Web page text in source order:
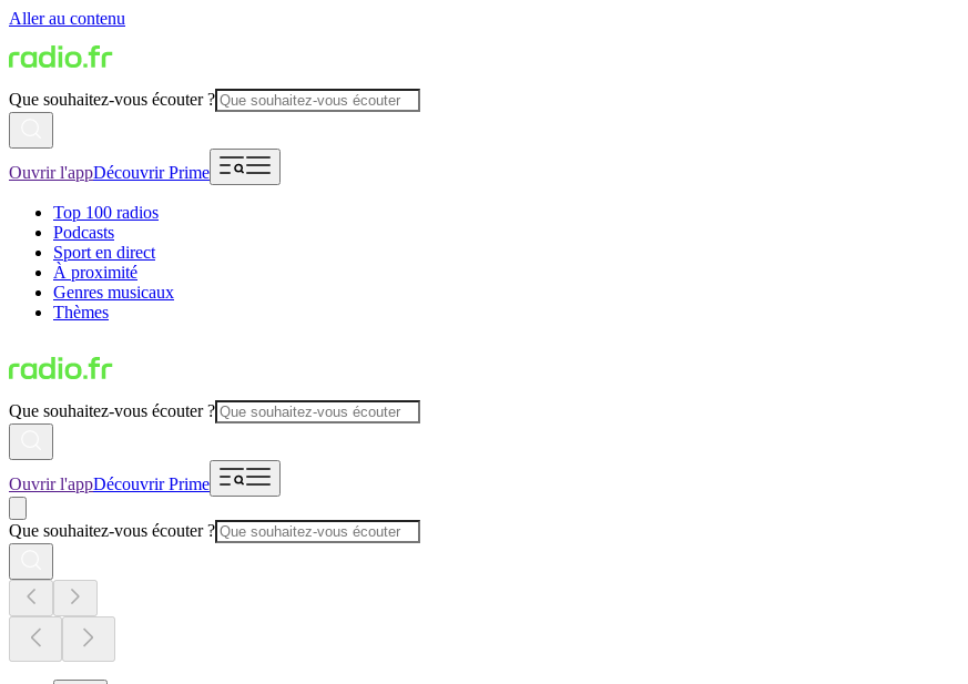
Aller au contenu
Que souhaitez-vous écouter ?
Ouvrir l'appDécouvrir Prime
Top 100 radios
Podcasts
Sport en direct
À proximité
Genres musicaux
Thèmes
Que souhaitez-vous écouter ?
Ouvrir l'appDécouvrir Prime
Que souhaitez-vous écouter ?